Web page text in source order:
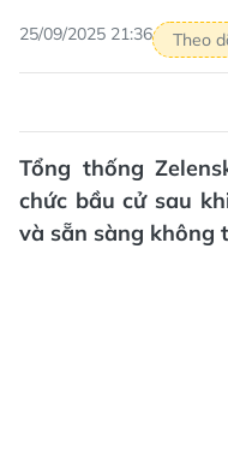
25/09/2025 21:36 Theo
Tổng thống
chức bầu cử sau
và sẵn sàng không